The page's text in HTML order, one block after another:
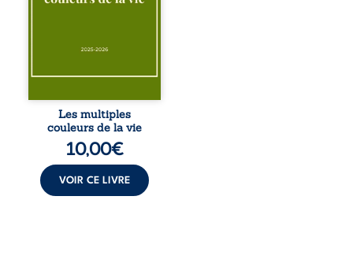
pour en retrouver
Entre souvenirs,
désillusions, Les
multiples couleurs
de la vie explore la
force des liens, le
poids des non-dits
et la ...
Les multiples
couleurs de la vie
10,00€
VOIR CE LIVRE